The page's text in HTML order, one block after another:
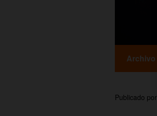
Archivo
Publicado por